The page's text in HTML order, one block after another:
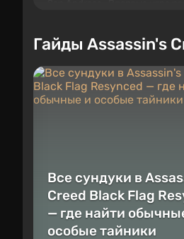
которыми вы сможете
любое время. Жанр и...
Гайды Assassin's
Все сундуки в
Creed Black Flag
— где найти
особые тайники